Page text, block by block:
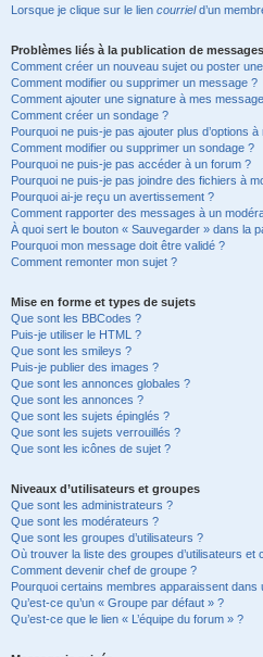
Lorsque je clique sur le lien courrield’un
Problèmes liés à la publication de messages
Comment créer un nouveau sujet ou poster
Comment modifier ou supprimer un message ?
Comment ajouter une signature à mes
Comment créer un sondage ?
Pourquoi ne puis-je pas ajouter plus d’options
Comment modifier ou supprimer un sondage ?
Pourquoi ne puis-je pas accéder à un forum ?
Pourquoi ne puis-je pas joindre des fichiers à
Pourquoi ai-je reçu un avertissement ?
Comment rapporter des messages à un
À quoi sert le bouton « Sauvegarder » dans la
Pourquoi mon message doit être validé ?
Comment remonter mon sujet ?
Mise en forme et types de sujets
Que sont les BBCodes ?
Puis-je utiliser le HTML ?
Que sont les smileys ?
Puis-je publier des images ?
Que sont les annonces globales ?
Que sont les annonces ?
Que sont les sujets épinglés ?
Que sont les sujets verrouillés ?
Que sont les icônes de sujet ?
Niveaux d’utilisateurs et groupes
Que sont les administrateurs ?
Que sont les modérateurs ?
Que sont les groupes d’utilisateurs ?
Où trouver la liste des groupes d’utilisateurs et
Comment devenir chef de groupe ?
Pourquoi certains membres apparaissent dans
Qu’est-ce qu’un « Groupe par défaut » ?
Qu’est-ce que le lien « L’équipe du forum » ?